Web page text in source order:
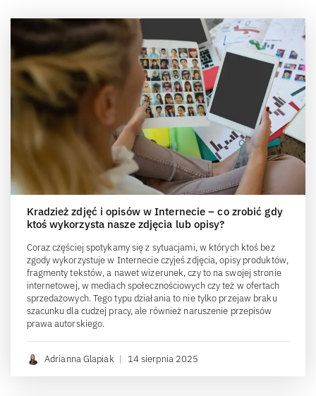
Kradzież zdjęć i opisów w Internecie – co zrobić gdy
ktoś wykorzysta nasze zdjęcia lub opisy?
Coraz częściej spotykamy się z sytuacjami, w których ktoś bez
zgody wykorzystuje w Internecie czyjeś zdjęcia, opisy produktów,
fragmenty tekstów, a nawet wizerunek, czy to na swojej stronie
internetowej, w mediach społecznościowych czy też w ofertach
sprzedażowych. Tego typu działania to nie tylko przejaw braku
szacunku dla cudzej pracy, ale również naruszenie przepisów
prawa autorskiego.
Adrianna Glapiak | 14 sierpnia 2025